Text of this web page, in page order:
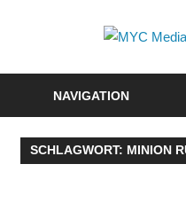
NAVIGATION
SCHLAGWORT: MINION